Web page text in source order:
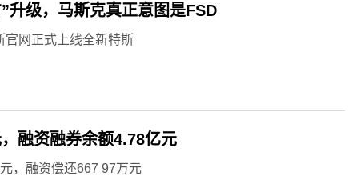
升级，马斯克真正意图是FSD
官网正式上线全新特斯
融资融券余额4.78亿元
，融资偿还667 97万元